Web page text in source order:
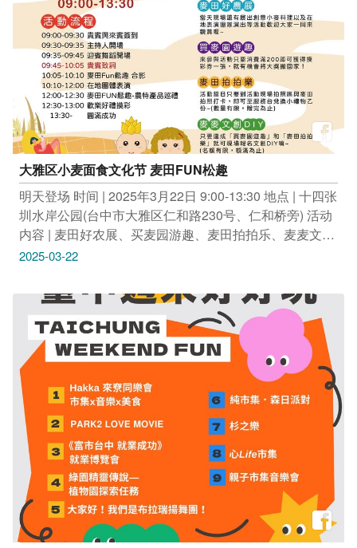
大雅区小麦面食文化节 麦田FUN松趣
明天登场 时间 | 2025年3月22日 9:00-13:30 地点 | 十四张
圳水岸公园(台中市大雅区仁和路230号、仁和桥旁) 活动
内容 | 麦田好农展、买麦园游趣、麦田拍拍乐、麦麦文创
DIY、FUN乐抽大奖 现场展出创意小麦料理及在地表演
务台兑换小礼物 达成「买麦园游趣」和「麦田拍拍乐」
指定任务现场报名文创DIY 观旅局热情推荐 参加小麦面
食文化节，也别忘了来趟金黄麦浪之旅~~ 畅游「潭雅神
绿园道」，fun松骑铁马 享受眷村面食、下午茶、淋嘎逼
感受麦乡独特风味 更多旅游资讯请至台中观光旅游网
https://travel.taichung.gov.tw/ 查询
2025-03-22